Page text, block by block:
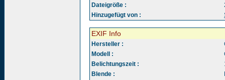
Dateigröße :
Hinzugefügt von :
EXIF Info
Hersteller :
Modell :
Belichtungszeit :
Blende :